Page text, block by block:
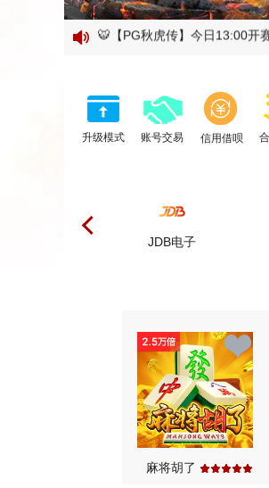
最新域名：9902.COM 备用域
升级模式 账号交易 信用借呗
JDB电子 CQ9
麻将胡了